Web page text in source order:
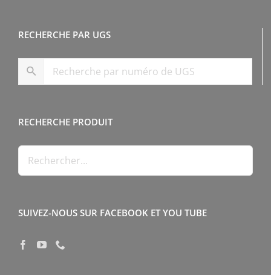
RECHERCHE PAR UGS
RECHERCHE PRODUIT
SUIVEZ-NOUS SUR FACEBOOK ET YOU TUBE